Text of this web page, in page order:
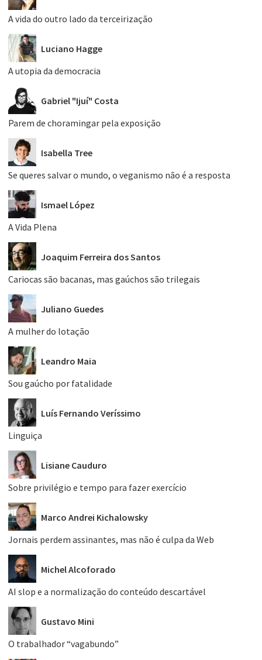
A vida do outro lado da terceirização
Luciano Hagge
A utopia da democracia
Gabriel "Ijuí" Costa
Parem de choramingar pela exposição
Isabella Tree
Se queres salvar o mundo, o veganismo não é a resposta
Ismael López
A Vida Plena
Joaquim Ferreira dos Santos
Cariocas são bacanas, mas gaúchos são trilegais
Juliano Guedes
A mulher do lotação
Leandro Maia
Sou gaúcho por fatalidade
Luís Fernando Veríssimo
Linguiça
Lisiane Cauduro
Sobre privilégio e tempo para fazer exercício
Marco Andrei Kichalowsky
Jornais perdem assinantes, mas não é culpa da Web
Michel Alcoforado
AI slop e a normalização do conteúdo descartável
Gustavo Mini
O trabalhador “vagabundo”